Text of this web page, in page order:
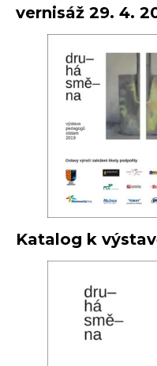
vernisáž 29. 4.
Katalog k